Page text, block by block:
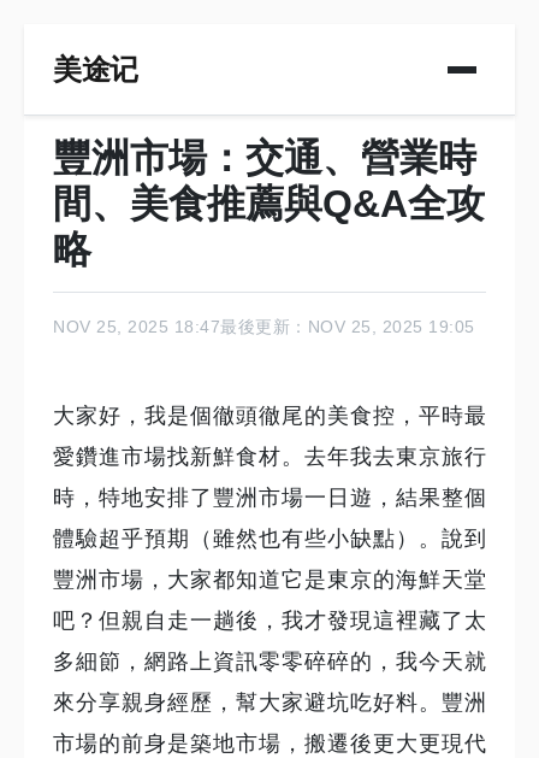
美途记
豐洲市場：交通、營業時
間、美食推薦與Q&A全攻
略
NOV 25, 2025 18:47最後更新：NOV 25, 2025 19:05
大家好，我是個徹頭徹尾的美食控，平時最
愛鑽進市場找新鮮食材。去年我去東京旅行
時，特地安排了豐洲市場一日遊，結果整個
體驗超乎預期（雖然也有些小缺點）。說到
豐洲市場，大家都知道它是東京的海鮮天堂
吧？但親自走一趟後，我才發現這裡藏了太
多細節，網路上資訊零零碎碎的，我今天就
來分享親身經歷，幫大家避坑吃好料。豐洲
市場的前身是築地市場，搬遷後更大更現代